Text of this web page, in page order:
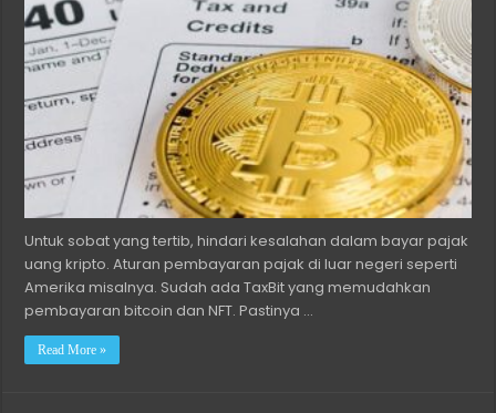
Untuk sobat yang tertib, hindari kesalahan dalam bayar pajak
uang kripto. Aturan pembayaran pajak di luar negeri seperti
Amerika misalnya. Sudah ada TaxBit yang memudahkan
pembayaran bitcoin dan NFT. Pastinya …
Read More »